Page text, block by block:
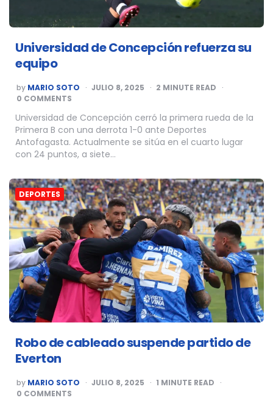
Universidad de Concepción refuerza su
equipo
POSTED
BY
by MARIO SOTO JULIO 8, 2025 2 MINUTE READ
0 COMMENTS
Universidad de Concepción cerró la primera rueda de la
Primera B con una derrota 1-0 ante Deportes
Antofagasta. Actualmente se sitúa en el cuarto lugar
con 24 puntos, a siete…
DEPORTES
Robo de cableado suspende partido de
Everton
POSTED
BY
by MARIO SOTO JULIO 8, 2025 1 MINUTE READ
0 COMMENTS